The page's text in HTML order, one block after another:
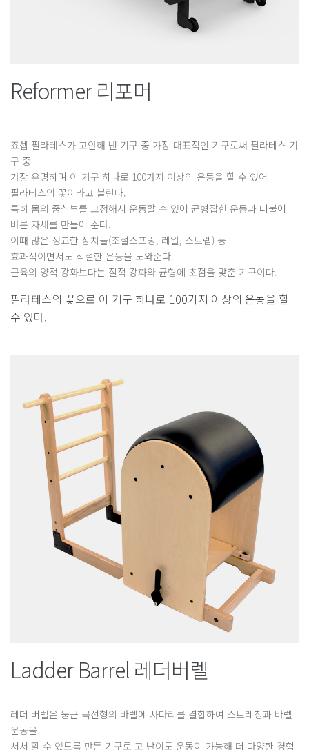
Reformer 리포머
죠셉 필라테스가 고안해 낸 기구 중 가장 대표적인 기구로써 필라테스 기
구 중
가장 유명하며 이 기구 하나로 100가지 이상의 운동을 할 수 있어
필라테스의 꽃이라고 불린다.
특히 몸의 중심부를 고정해서 운동할 수 있어 균형잡힌 운동과 더불어
바른 자세를 만들어 준다.
이때 많은 정교한 장치들(조절스프링, 레일, 스트렙) 등
효과적이면서도 적절한 운동을 도와준다.
근육의 양적 강화보다는 질적 강화와 균형에 초점을 맞춘 기구이다.
필라테스의 꽃으로 이 기구 하나로 100가지 이상의 운동을 할
수 있다.
Ladder Barrel 레더버렐
레더 버렐은 둥근 곡선형의 바렐에 사다리를 결합하여 스트레칭과 바렐
운동을
서서 할 수 있도록 만든 기구로 고 난이도 운동이 가능해 더 다양한 경험